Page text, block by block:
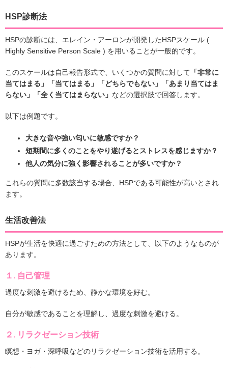
HSP診断法
HSPの診断には、エレイン・アーロンが開発したHSPスケール (
Highly Sensitive Person Scale ) を用いることが一般的です。
このスケールは自己報告形式で、いくつかの質問に対して 「非常に
当てはまる」「当てはまる」「どちらでもない」「あまり当てはま
らない」「全く当てはまらない」 などの選択肢で回答します。
以下は例題です。
大きな音や強い匂いに敏感ですか？
短期間に多くのことをやり遂げるとストレスを感じますか？
他人の気分に強く影響されることが多いですか？
これらの質問に多数該当する場合、HSPである可能性が高いとされ
ます。
生活改善法
HSPが生活を快適に過ごすための方法として、以下のようなものが
あります。
１. 自己管理
過度な刺激を避けるため、静かな環境を好む。
自分が敏感であることを理解し、過度な刺激を避ける。
２. リラクゼーション技術
瞑想・ヨガ・深呼吸などのリラクゼーション技術を活用する。